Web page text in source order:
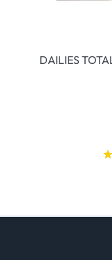
DAILIES